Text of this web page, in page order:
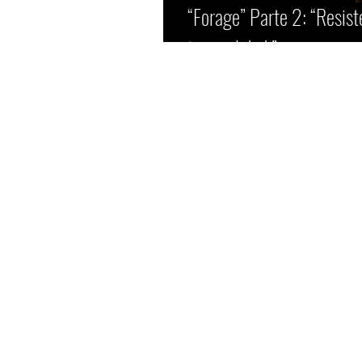
“Forage” Parte 2:
tranquilidad.”